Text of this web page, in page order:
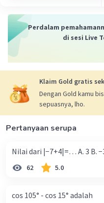
Perdalam
di sesi Live
Klaim Gold gratis
Dengan Gold kamu
sepuasnya, lho.
Pertanyaan serupa
Nilai dari
62 5.0
cos 105° - cos 15° adalah